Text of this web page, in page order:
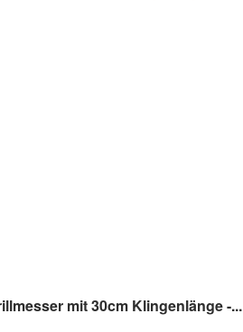
mit 30cm Klingenlänge -...